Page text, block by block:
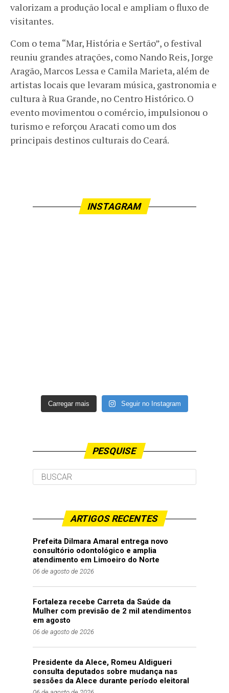
valorizam a produção local e ampliam o fluxo de
visitantes.
Com o tema “Mar, História e Sertão”, o festival
reuniu grandes atrações, como Nando Reis, Jorge
Aragão, Marcos Lessa e Camila Marieta, além de
artistas locais que levaram música, gastronomia e
cultura à Rua Grande, no Centro Histórico. O
evento movimentou o comércio, impulsionou o
turismo e reforçou Aracati como um dos
principais destinos culturais do Ceará.
INSTAGRAM
Carregar mais Seguir no Instagram
PESQUISE
ARTIGOS RECENTES
Prefeita Dilmara Amaral entrega novo
consultório odontológico e amplia
atendimento em Limoeiro do Norte
06 de agosto de 2026
Fortaleza recebe Carreta da Saúde da
Mulher com previsão de 2 mil atendimentos
em agosto
06 de agosto de 2026
Presidente da Alece, Romeu Aldigueri
consulta deputados sobre mudança nas
sessões da Alece durante período eleitoral